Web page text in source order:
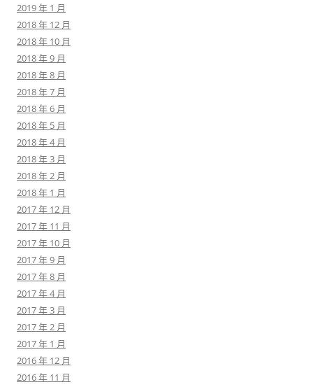
2019 年 1 月
2018 年 12 月
2018 年 10 月
2018 年 9 月
2018 年 8 月
2018 年 7 月
2018 年 6 月
2018 年 5 月
2018 年 4 月
2018 年 3 月
2018 年 2 月
2018 年 1 月
2017 年 12 月
2017 年 11 月
2017 年 10 月
2017 年 9 月
2017 年 8 月
2017 年 4 月
2017 年 3 月
2017 年 2 月
2017 年 1 月
2016 年 12 月
2016 年 11 月